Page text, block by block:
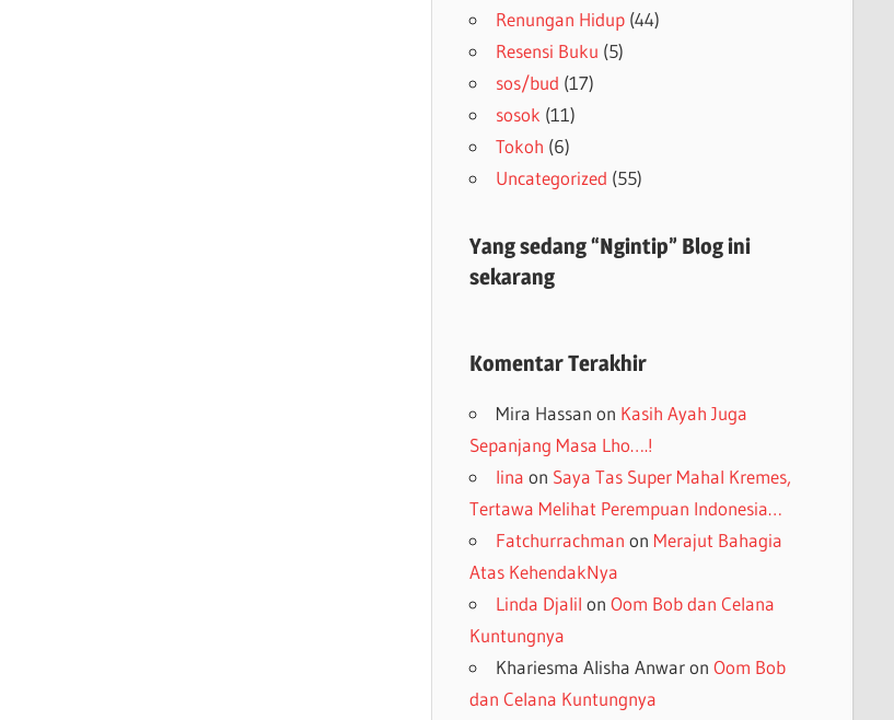
Renungan Hidup(44)
Resensi Buku (5)
sos/bud (17)
sosok (11)
Tokoh (6)
Uncategorized (55)
Yang sedang “Ngintip” Blog ini
sekarang
Komentar Terakhir
Mira Hassan on Kasih Ayah Juga
Sepanjang Masa Lho….!
lina on Saya Tas Super Mahal Kremes,
Tertawa Melihat Perempuan Indonesia…
Fatchurrachman on Merajut Bahagia
Atas KehendakNya
Linda Djalil on Oom Bob dan Celana
Kuntungnya
Khariesma Alisha Anwaron Oom Bob
dan Celana Kuntungnya